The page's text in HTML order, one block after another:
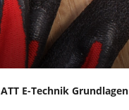
ATT E-Technik Grundlagen